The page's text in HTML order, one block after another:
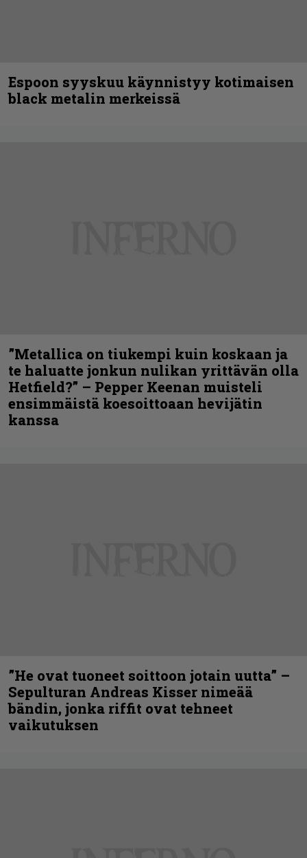
Espoon syyskuu käynnistyy kotimaisen
black metalin merkeissä
”Metallica on tiukempi kuin koskaan ja
te haluatte jonkun nulikan yrittävän olla
Hetfield?” – Pepper Keenan muisteli
ensimmäistä koesoittoaan hevijätin
kanssa
”He ovat tuoneet soittoon jotain uutta” –
Sepulturan Andreas Kisser nimeää
bändin, jonka riffit ovat tehneet
vaikutuksen